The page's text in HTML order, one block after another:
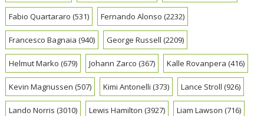
Fabio Quartararo (531) Fernando Alonso (2232)
Francesco Bagnaia (940) George Russell (2209)
Helmut Marko (679) Johann Zarco (367) Kalle Rovanpera (416)
Kevin Magnussen (507) Kimi Antonelli (373) Lance Stroll (926)
Lando Norris (3010) Lewis Hamilton (3927) Liam Lawson (716)